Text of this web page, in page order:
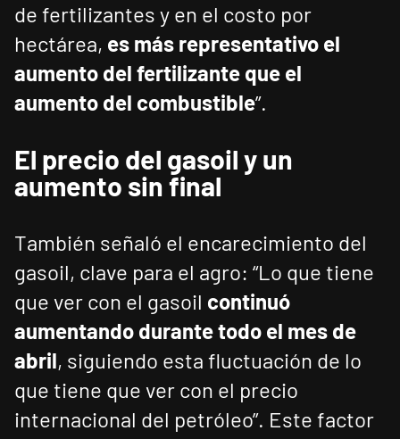
de fertilizantes y en el costo por
hectárea, es más representativo el
aumento del fertilizante que el
aumento del combustible”.
El precio del gasoil y un
aumento sin final
También señaló el encarecimiento del
gasoil, clave para el agro: “Lo que tiene
que ver con el gasoil continuó
aumentando durante todo el mes de
abril, siguiendo esta fluctuación de lo
que tiene que ver con el precio
internacional del petróleo”. Este factor